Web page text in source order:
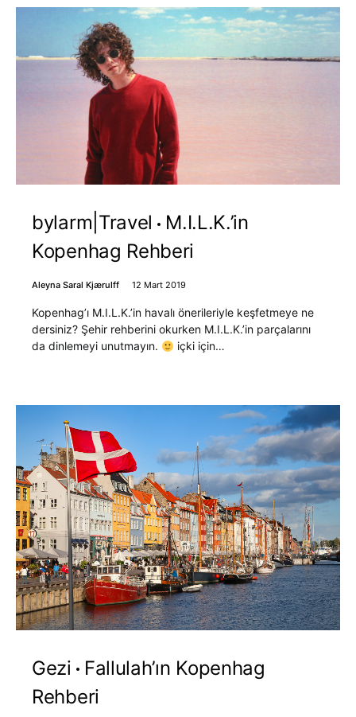
bylarm|Travel
M.I.L.K.’in
Kopenhag Rehberi
Aleyna Saral Kjærulff 12 Mart 2019
Kopenhag’ı M.I.L.K.’in havalı önerileriyle keşfetmeye ne
dersiniz? Şehir rehberini okurken M.I.L.K.’in parçalarını
da dinlemeyi unutmayın.
içki için…
Gezi
Fallulah’ın Kopenhag
Rehberi